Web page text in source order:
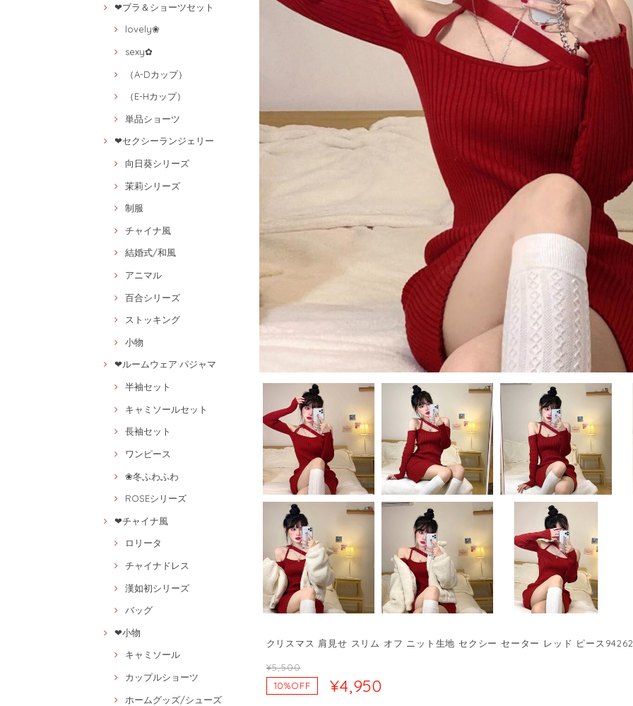
❤ブラ＆ショーツセット
lovely❀
sexy✿
（A-Dカップ）
（E-Hカップ）
単品ショーツ
❤セクシーランジェリー
向日葵シリーズ
茉莉シリーズ
制服
チャイナ風
結婚式/和風
アニマル
百合シリーズ
ストッキング
小物
❤ルームウェア·パジャマ
半袖セット
キャミソールセット
長袖セット
ワンピース
❀冬ふわふわ
ROSEシリーズ
❤チャイナ風
ロリータ
チャイナドレス
漢如初シリーズ
バッグ
❤小物
キャミソール
カップルショーツ
ホームグッズ/シューズ
クリスマス 肩見せ スリム オフ ニット生地 セクシー セーター レッド ピース
¥5,500
10%OFF
¥4,950